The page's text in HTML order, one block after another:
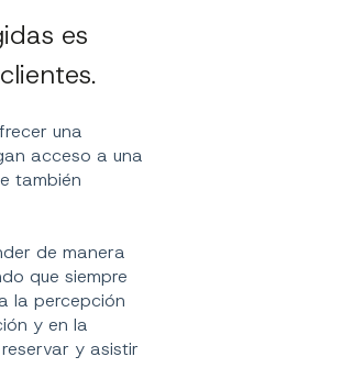
es
una
acceso a una
también
de manera
que siempre
la percepción
y en la
y asistir